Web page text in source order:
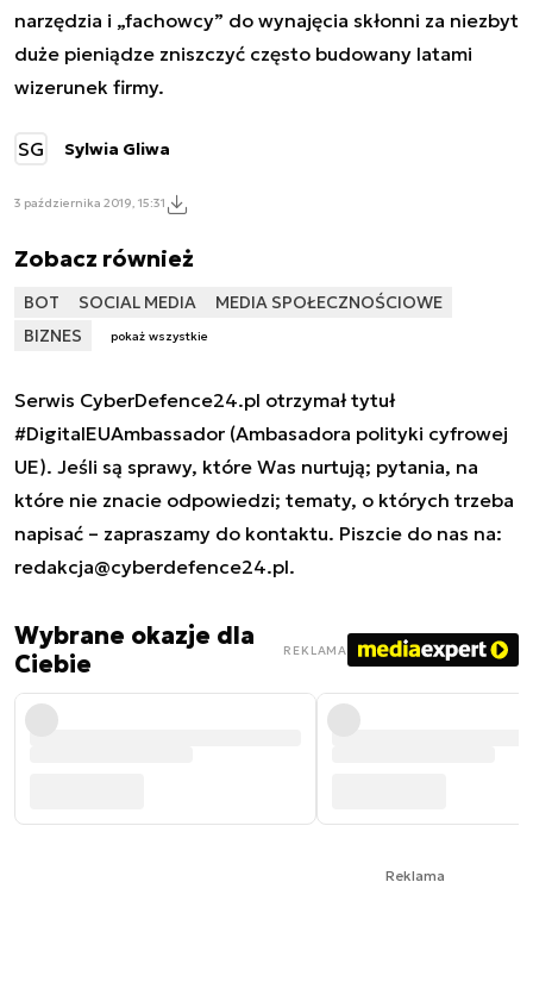
narzędzia i „fachowcy” do wynajęcia skłonni za niezbyt
duże pieniądze zniszczyć często budowany latami
wizerunek firmy.
SG Sylwia Gliwa
3 października 2019, 15:31
Zobacz również
BOT SOCIAL MEDIA
MEDIA SPOŁECZNOŚCIOWE
BIZNES
pokaż wszystkie
Serwis CyberDefence24.pl otrzymał tytuł
#DigitalEUAmbassador (Ambasadora polityki cyfrowej
UE). Jeśli są sprawy, które Was nurtują; pytania, na
które nie znacie odpowiedzi; tematy, o których trzeba
napisać – zapraszamy do kontaktu. Piszcie do nas na:
redakcja@cyberdefence24.pl.
Wybrane okazje dla
Ciebie
REKLAMA
Reklama